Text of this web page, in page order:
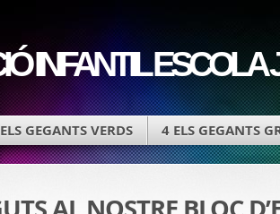
INFANTIL ESCOLA
GEGANTS VERDS 4 ELS GEGANTS